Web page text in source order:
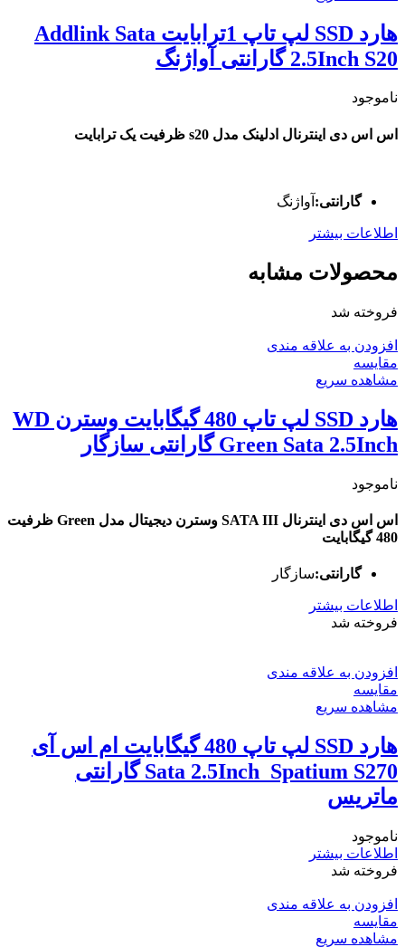
هارد SSD لپ تاپ 1ترابایت Addlink Sata
2.5Inch S20 گارانتی آواژنگ
ناموجود
اس اس دی اینترنال ادلینک مدل s20 ظرفیت یک ترابایت
گارانتی: آواژنگ
اطلاعات بیشتر
محصولات مشابه
فروخته شد
افزودن به علاقه مندی
مقایسه
مشاهده سریع
هارد SSD لپ تاپ 480 گیگابایت وسترن WD
Green Sata 2.5Inch گارانتی سازگار
ناموجود
اس اس دی اینترنال SATA III وسترن دیجیتال مدل Green ظرفیت
480 گیگابایت
گارانتی:سازگار
اطلاعات بیشتر
فروخته شد
افزودن به علاقه مندی
مقایسه
مشاهده سریع
هارد SSD لپ تاپ 480 گیگابایت ام اس آی
Sata 2.5Inch_Spatium S270 گارانتی
ماتریس
ناموجود
اطلاعات بیشتر
فروخته شد
افزودن به علاقه مندی
مقایسه
مشاهده سریع